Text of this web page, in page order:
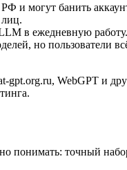
и могут банить
в ежедневную работу.
но пользователи
gpt.org.ru, WebGPT и
понимать: точный